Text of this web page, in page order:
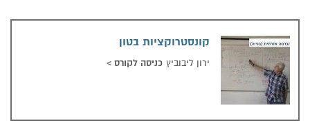
קונסטרוקציות בטון
ירון ליבוביץ כניסה לקורס >